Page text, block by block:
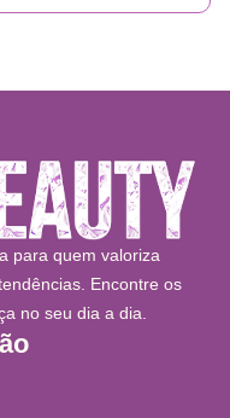
para quem valoriza
Encontre os
no seu dia a dia.